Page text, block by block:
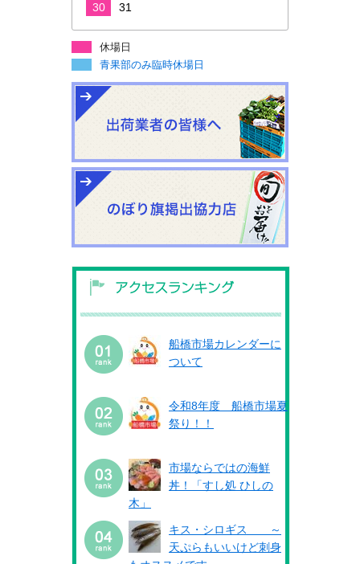
30
31
休場日
青果部のみ臨時休場日
船橋市場カレンダーに
ついて
令和8年度 船橋市場夏
祭り！！
市場ならではの海鮮
丼！「すし処 ひしの
木」
キス・シロギス ～
天ぷらもいいけど刺身